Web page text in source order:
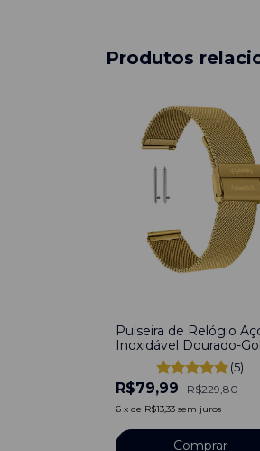
Produtos
Pulseira de Relógio
Inoxidável Dourado-
22mm Engate Rápido
(5)
R$79,99 R$229,80
6 x de R$13,33 sem juros
Comprar